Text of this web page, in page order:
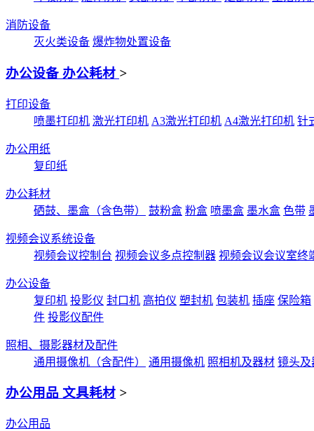
消防设备
灭火类设备 爆炸物处置设备
办公设备 办公耗材 >
打印设备
喷墨打印机 激光打印机 A3激光打印机 A4激光打印机 针
办公用纸
复印纸
办公耗材
硒鼓、墨盒（含色带）
鼓粉盒 粉盒 喷墨盒 墨水盒 色带
视频会议系统设备
视频会议控制台 视频会议多点控制器 视频会议会议室终
办公设备
复印机 投影仪 封口机 高拍仪 塑封机 包装机 插座 保险箱
件 投影仪配件
照相、摄影器材及配件
通用摄像机（含配件）
通用摄像机 照相机及器材 镜头及
办公用品 文具耗材 >
办公用品